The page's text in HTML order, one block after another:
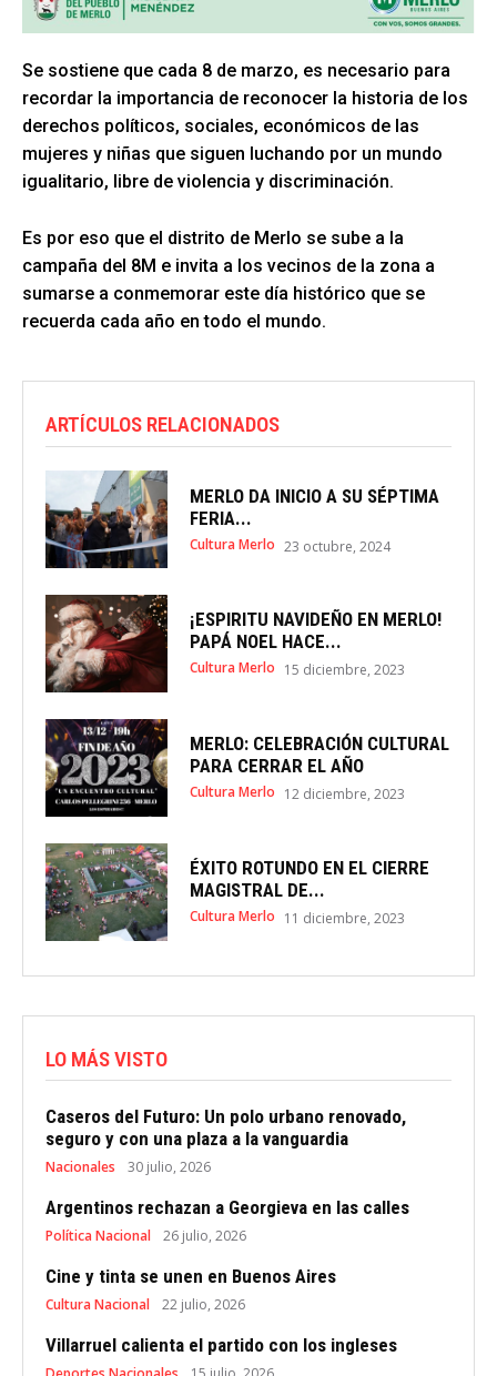
Se sostiene que cada 8 de marzo, es necesario para
recordar la importancia de reconocer la historia de los
derechos políticos, sociales, económicos de las
mujeres y niñas que siguen luchando por un mundo
igualitario, libre de violencia y discriminación.
Es por eso que el distrito de Merlo se sube a la
campaña del 8M e invita a los vecinos de la zona a
sumarse a conmemorar este día histórico que se
recuerda cada año en todo el mundo.
ARTÍCULOS RELACIONADOS
MERLO DA INICIO A SU SÉPTIMA
FERIA...
Cultura Merlo 23 octubre, 2024
¡ESPIRITU NAVIDEÑO EN MERLO!
PAPÁ NOEL HACE...
Cultura Merlo 15 diciembre, 2023
MERLO: CELEBRACIÓN CULTURAL
PARA CERRAR EL AÑO
Cultura Merlo 12 diciembre, 2023
ÉXITO ROTUNDO EN EL CIERRE
MAGISTRAL DE...
Cultura Merlo 11 diciembre, 2023
LO MÁS VISTO
Caseros del Futuro: Un polo urbano renovado,
seguro y con una plaza a la vanguardia
Nacionales 30 julio, 2026
Argentinos rechazan a Georgieva en las calles
Política Nacional 26 julio, 2026
Cine y tinta se unen en Buenos Aires
Cultura Nacional 22 julio, 2026
Villarruel calienta el partido con los ingleses